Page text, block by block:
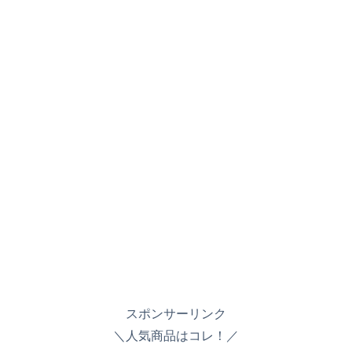
スポンサーリンク
＼人気商品はコレ！／